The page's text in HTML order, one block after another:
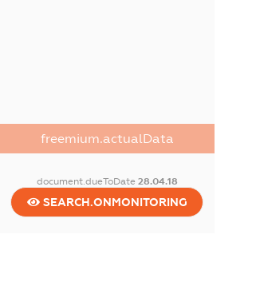
freemium.actualData
document.dueToDate 28.04.18
SEARCH.ONMONITORING